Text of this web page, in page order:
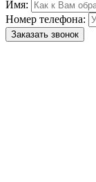
Имя:
Номер телефона:
Заказать звонок